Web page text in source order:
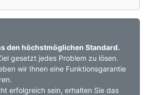
den höchstmöglichen Standard.
gesetzt jedes Problem zu lösen.
wir Ihnen eine Funktionsgarantie
erfolgreich sein, erhalten Sie das